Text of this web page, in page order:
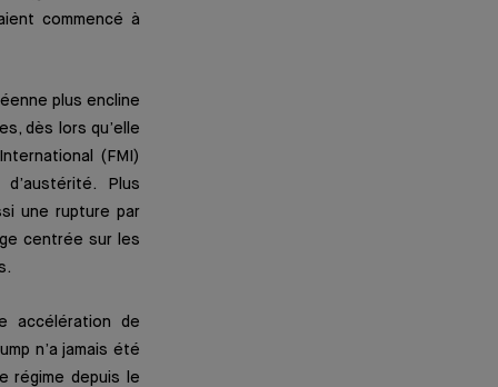
commencé à
plus encline
dès lors qu’elle
(FMI)
Plus
une rupture par
centrée sur les
accélération de
n’a jamais été
régime depuis le